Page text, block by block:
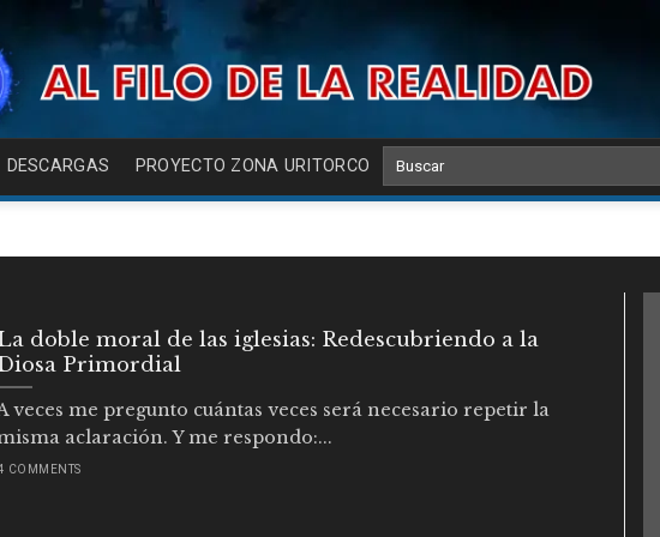
DESCARGAS PROYECTO ZONA URITORCO
doble moral de las iglesias: Redescubriendo a la
Primordial
veces me pregunto cuántas veces será necesario repetir la
aclaración. Y me respondo:...
COMMENTS